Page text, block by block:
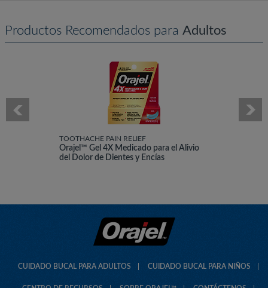
Productos Recomendados para Adultos
TOOTHACHE PAIN RELIEF
Orajel™ Gel 4X Medicado para el Alivio
del Dolor de Dientes y Encías
CUIDADO BUCAL PARA ADULTOS CUIDADO BUCAL PARA NIÑOS